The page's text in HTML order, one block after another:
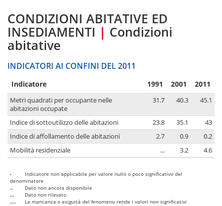
CONDIZIONI ABITATIVE ED
INSEDIAMENTI | Condizioni
abitative
INDICATORI AI CONFINI DEL 2011
Indicatore 1991 2001 2011
Metri quadrati per occupante nelle
abitazioni occupate
31.7 40.3 45.1
Indice di sottoutilizzo delle abitazioni 23.8 35.1
43
Indice di affollamento delle abitazioni
2.7 0.9
0.2
Mobilità residenziale
... 3.2 4.6
-
Indicatore non applicabile per valore nullo o poco significativo del
denominatore
..
Dato non ancora disponibile
...
Dato non rilevato
....
La mancanza o esiguità del fenomeno rende i valori non significativi